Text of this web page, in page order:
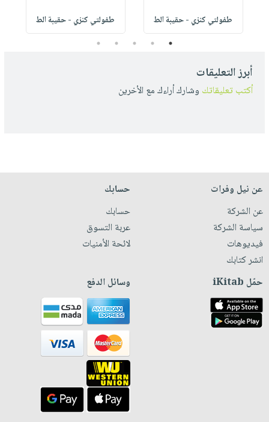
طفولتي كنزي - حقيبة الط طفولتي كنزي - حقيبة الط
1
2
3
4
5
أبرز التعليقات
أكتب تعليقاتك وشارك أراءك مع الأخرين
عن نيل وفرات
عن الشركة
سياسة الشركة
فيديوهات
انشر كتابك
حسابك
حسابك
عربة التسوق
لائحة الأمنيات
حمّل iKitab وسائل الدفع